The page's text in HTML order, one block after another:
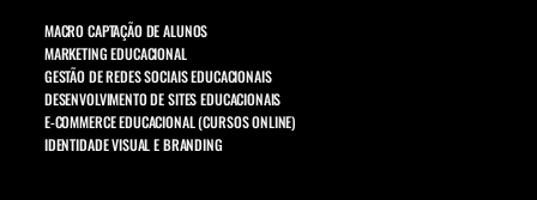
MACRO CAPTAÇÃO DE ALUNOS
MARKETING EDUCACIONAL
GESTÃO DE REDES SOCIAIS EDUCACIONAIS
DESENVOLVIMENTO DE SITES EDUCACIONAIS
E-COMMERCE EDUCACIONAL (CURSOS ONLINE)
IDENTIDADE VISUAL E BRANDING